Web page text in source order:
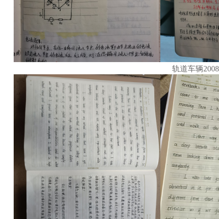
轨道车辆